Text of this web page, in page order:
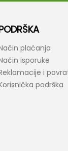
plaćanja
isporuke
i
podrška